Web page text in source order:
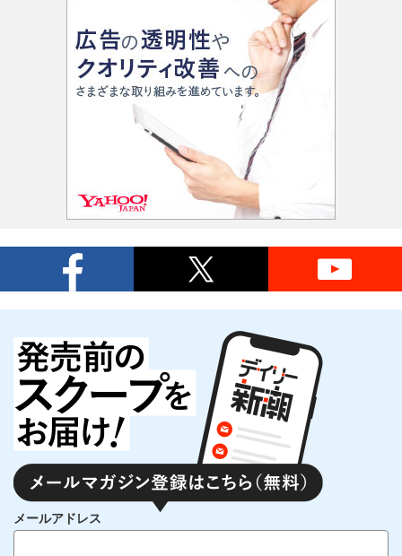
メールアドレス